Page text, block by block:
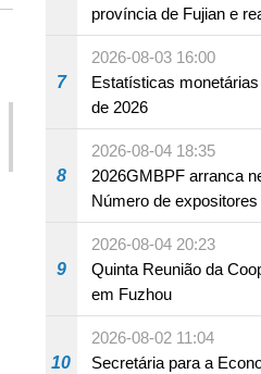
província de Fujian e
em Fuzhou
7
2026-08-03 16:00
Estatísticas
de 2026
8
2026-08-04 18:35
2026GMBPF arranca
Número de expositores
18 anos
9
2026-08-04 20:23
Quinta Reunião da
em Fuzhou
10
2026-08-02 11:04
Secretária para a